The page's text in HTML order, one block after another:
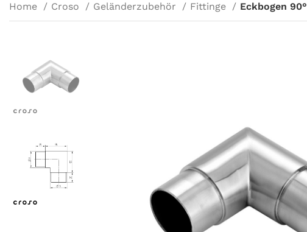
Home Croso Geländerzubehör Fittinge Eckbogen 90°